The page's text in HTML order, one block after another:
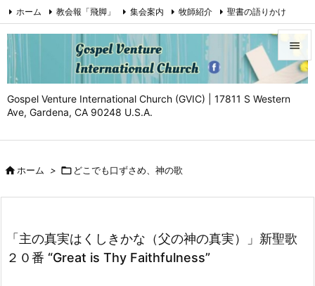
Gospel Venture International Church (GVIC) | 17811 S Western
Ave, Gardena, CA 90248 U.S.A.


次へ
検索
ホーム 教会報「飛脚」 集会案内 牧師紹介 聖書の語りかけ
証（Testimony) お問い合わせ Facebook YouTube
ホーム >  どこでも口ずさめ、神の歌
「主の真実はくしきかな（父の神の真実）」新聖歌
２０番 “Great is Thy Faithfulness”